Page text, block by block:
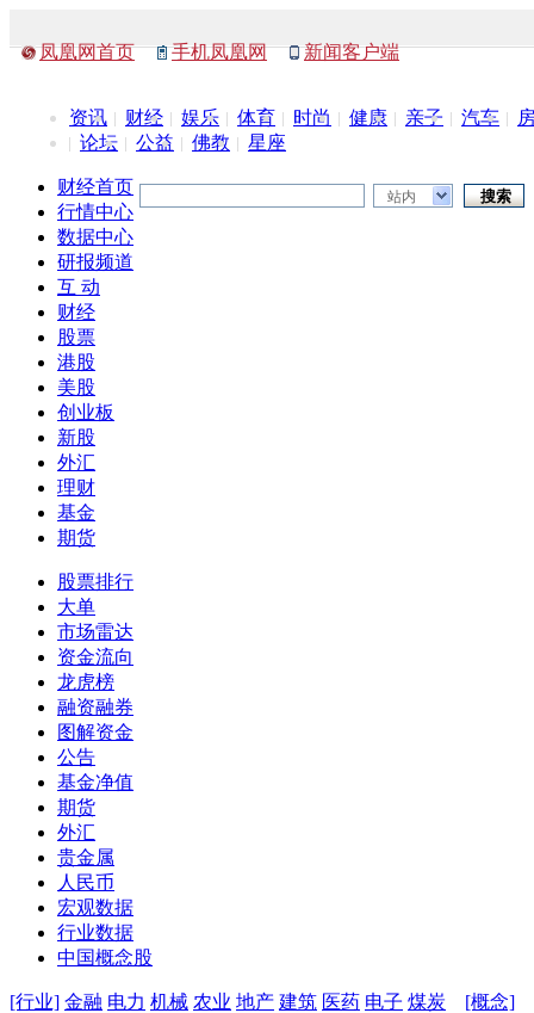
凤凰网首页 手机凤凰网 新闻客户端
资讯 财经 娱乐 体育 时尚 健康 亲子 汽车
论坛
公益 佛教 星座
站内
财经首页
行情中心
数据中心
研报频道
互 动
财经
股票
港股
美股
创业板
新股
外汇
理财
基金
期货
股票排行
大单
市场雷达
资金流向
龙虎榜
融资融券
图解资金
公告
基金净值
期货
外汇
贵金属
人民币
宏观数据
行业数据
中国概念股
[行业] 金融 电力 机械 农业 地产 建筑 医药 电子 煤炭
[概念]